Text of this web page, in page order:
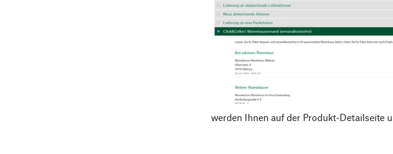
werden Ihnen auf der Produkt-Detailseite